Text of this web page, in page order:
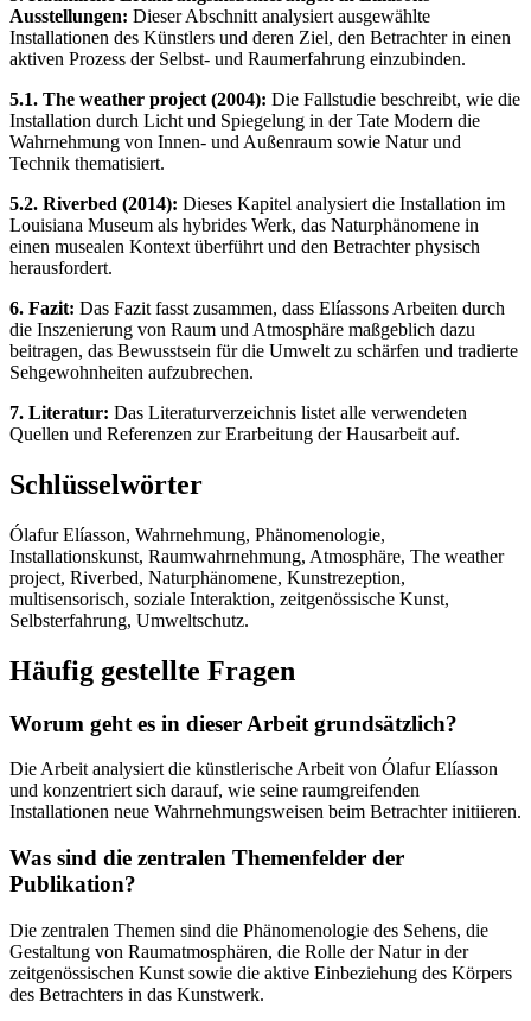
Ausstellungen: Dieser Abschnitt analysiert ausgewählte
Installationen des Künstlers und deren Ziel, den Betrachter in einen
aktiven Prozess der Selbst- und Raumerfahrung einzubinden.
5.1. The weather project (2004): Die Fallstudie beschreibt, wie die
Installation durch Licht und Spiegelung in der Tate Modern die
Wahrnehmung von Innen- und Außenraum sowie Natur und
Technik thematisiert.
5.2. Riverbed (2014): Dieses Kapitel analysiert die Installation im
Louisiana Museum als hybrides Werk, das Naturphänomene in
einen musealen Kontext überführt und den Betrachter physisch
herausfordert.
6. Fazit: Das Fazit fasst zusammen, dass Elíassons Arbeiten durch
die Inszenierung von Raum und Atmosphäre maßgeblich dazu
beitragen, das Bewusstsein für die Umwelt zu schärfen und tradierte
Sehgewohnheiten aufzubrechen.
7. Literatur: Das Literaturverzeichnis listet alle verwendeten
Quellen und Referenzen zur Erarbeitung der Hausarbeit auf.
Schlüsselwörter
Ólafur Elíasson, Wahrnehmung, Phänomenologie,
Installationskunst, Raumwahrnehmung, Atmosphäre, The weather
project, Riverbed, Naturphänomene, Kunstrezeption,
multisensorisch, soziale Interaktion, zeitgenössische Kunst,
Selbsterfahrung, Umweltschutz.
Häufig gestellte Fragen
Worum geht es in dieser Arbeit grundsätzlich?
Die Arbeit analysiert die künstlerische Arbeit von Ólafur Elíasson
und konzentriert sich darauf, wie seine raumgreifenden
Installationen neue Wahrnehmungsweisen beim Betrachter initiieren.
Was sind die zentralen Themenfelder der
Publikation?
Die zentralen Themen sind die Phänomenologie des Sehens, die
Gestaltung von Raumatmosphären, die Rolle der Natur in der
zeitgenössischen Kunst sowie die aktive Einbeziehung des Körpers
des Betrachters in das Kunstwerk.